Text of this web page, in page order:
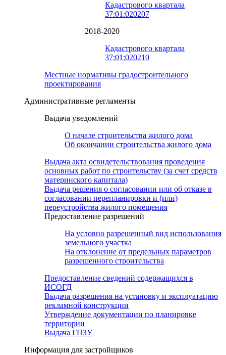
Кадастрового квартала
37:01:020207
2018-2020
Кадастрового квартала
37:01:020210
Местные нормативы градостроительного
проектирования
Административные регламенты
Выдача уведомлений
О начале строительства жилого дома
Об окончании строительства жилого дома
Выдача акта освидетельствования проведения
основных работ по строительству (за счет средств
материнского капитала)
Выдача решения о согласовании или об отказе в
согласовании перепланировки и (или)
переустройства жилого помещения
Предоставление разрешений
На условно разрешенный вид использования
земельного участка
На отклонение от предельных параметров
разрешенного строительства
Предоставление сведений содержащихся в
ИСОГД
Выдача разрешения на установку и эксплуатацию
рекламной конструкции
Утверждение документации по планировке
территории
Выдача ГПЗУ
Информация для застройщиков